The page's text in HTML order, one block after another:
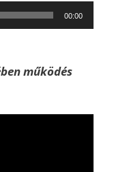
00:00
működés